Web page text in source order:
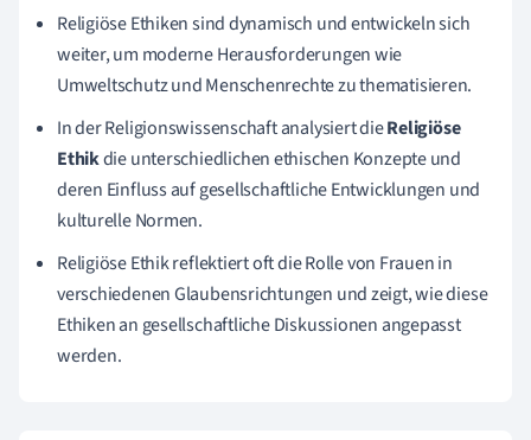
Religiöse Ethiken sind dynamisch und entwickeln sich
weiter, um moderne Herausforderungen wie
Umweltschutz und Menschenrechte zu thematisieren.
In der Religionswissenschaft analysiert dieReligiöse
Ethikdie unterschiedlichen ethischen Konzepte und
deren Einfluss auf gesellschaftliche Entwicklungen und
kulturelle Normen.
Religiöse Ethik reflektiert oft die Rolle von Frauen in
verschiedenen Glaubensrichtungen und zeigt, wie diese
Ethiken an gesellschaftliche Diskussionen angepasst
werden.